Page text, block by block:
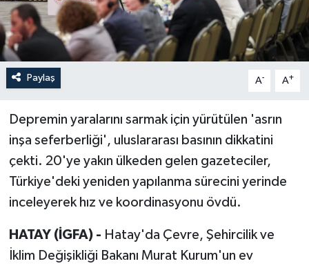
Paylaş A- A+
Depremin yaralarını sarmak için yürütülen 'asrın
inşa seferberliği', uluslararası basının dikkatini
çekti. 20'ye yakın ülkeden gelen gazeteciler,
Türkiye'deki yeniden yapılanma sürecini yerinde
inceleyerek hız ve koordinasyonu övdü.
HATAY (İGFA) - Hatay'da Çevre, Şehircilik ve
İklim Değişikliği Bakanı Murat Kurum'un ev